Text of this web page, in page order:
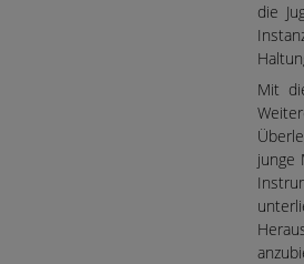
die
Mit
junge